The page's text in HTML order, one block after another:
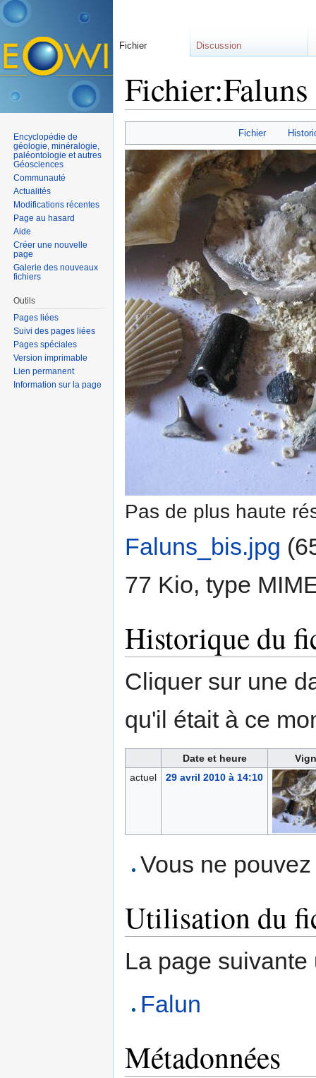
Fichier
Pas de plus haute
Faluns_bis.jpg
77 Kio, type
Historique du
Cliquer sur une
qu'il était à ce
Date et heure
actuel
29 avril 2010 à 14:10
Vous ne
Utilisation du
La page
Falun
Métadonnées
Fichier Discussion
Encyclopédie de
géologie, minéralogie,
paléontologie et autres
Géosciences
Communauté
Actualités
Modifications récentes
Page au hasard
Aide
Créer une nouvelle
page
Galerie des nouveaux
fichiers
Outils
Pages liées
Suivi des pages liées
Pages spéciales
Version imprimable
Lien permanent
Information sur la page